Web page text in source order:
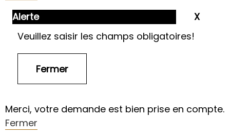
Alerte
Veuillez saisir les champs obligatoires!
Merci, votre demande est bien prise en compte.
Fermer